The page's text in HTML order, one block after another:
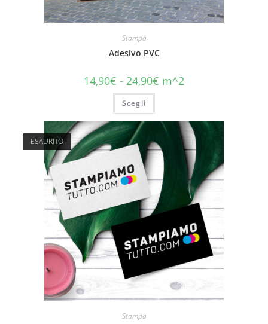
Stampa
Adesivo PVC
14,90€ - 24,90€ m^2
Scegli
ESAURITO
Stampa